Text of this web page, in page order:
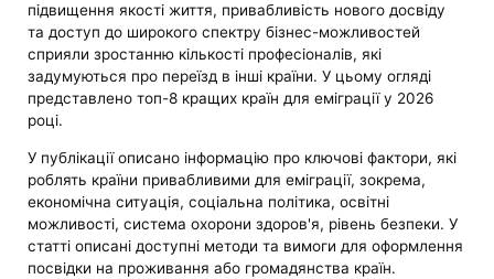
підвищення якості життя, привабливість нового досвіду
та доступ до широкого спектру бізнес-можливостей
сприяли зростанню кількості професіоналів, які
задумуються про переїзд в інші країни. У цьому огляді
представлено топ-8 кращих країн для еміграції у 2026
році.
У публікації описано інформацію про ключові фактори, які
роблять країни привабливими для еміграції, зокрема,
економічна ситуація, соціальна політика, освітні
можливості, система охорони здоров'я, рівень безпеки. У
статті описані доступні методи та вимоги для оформлення
посвідки на проживання або громадянства країн.